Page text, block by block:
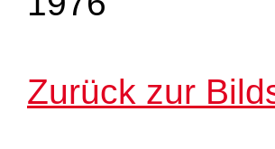
Zurück zur